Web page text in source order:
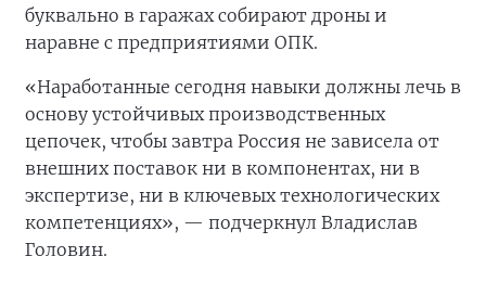
буквально в гаражах собирают дроны и
наравне с предприятиями ОПК.
«Наработанные сегодня навыки должны лечь в
основу устойчивых производственных
цепочек, чтобы завтра Россия не зависела от
внешних поставок ни в компонентах, ни в
экспертизе, ни в ключевых технологических
компетенциях», — подчеркнул Владислав
Головин.